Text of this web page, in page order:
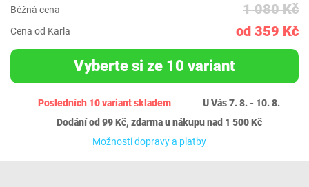
Běžná cena 1 080 Kč
Cena od Karla od 359 Kč
Vyberte si ze 10 variant
Posledních 10 variant skladem
U Vás 7. 8. - 10. 8.
Dodání od 99 Kč, zdarma u nákupu nad 1 500 Kč
Možnosti dopravy a platby